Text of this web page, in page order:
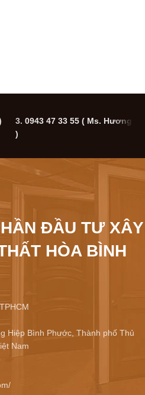
3. 0943 47 33 55 ( Ms. Hương
)
ĐẦU TƯ XÂY
HÒA BÌNH
Hiệp Bình Phước, Thành phố Thủ
Nam